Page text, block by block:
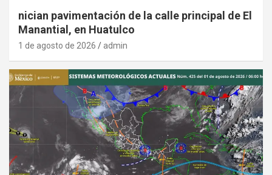
nician pavimentación de la calle principal de El
Manantial, en Huatulco
1 de agosto de 2026 admin